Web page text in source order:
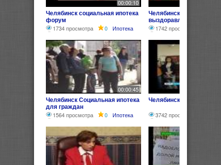
00:00:10
Челябинск социальная ипотека
форум
1734 просмотра 0 Ипотека
Челябинск: социальная
выздоравливает
1742 просмотра
00:00:45
Челябинск Социальная ипотека
для граждан
1564 просмотра 0 Ипотека
Челябинск Социальная
3742 просмотра